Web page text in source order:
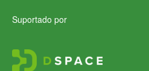
Suportado por